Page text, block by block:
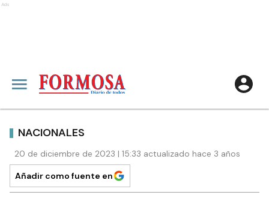
Ads
NACIONALES
20 de diciembre de 2023 | 15:33 actualizado hace 3 años
Añadir como fuente en